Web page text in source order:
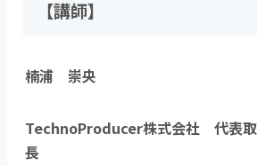
【講師】
楠浦 崇央
TechnoProducer株式会社 代表取
長